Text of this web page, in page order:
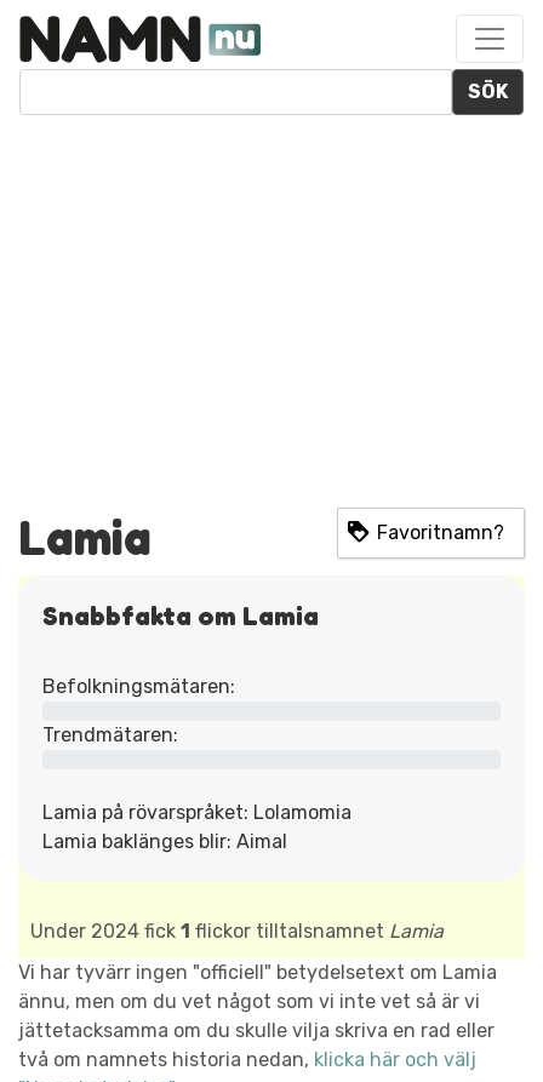
SÖK
Lamia Favoritnamn?
Snabbfakta om Lamia
Befolkningsmätaren:
Trendmätaren:
Lamia på rövarspråket: Lolamomia
Lamia baklänges blir: Aimal
Under 2024 fick 1 flickor tilltalsnamnet Lamia
Vi har tyvärr ingen "officiell" betydelsetext om Lamia
ännu, men om du vet något som vi inte vet så är vi
jättetacksamma om du skulle vilja skriva en rad eller
två om namnets historia nedan, klicka här och välj